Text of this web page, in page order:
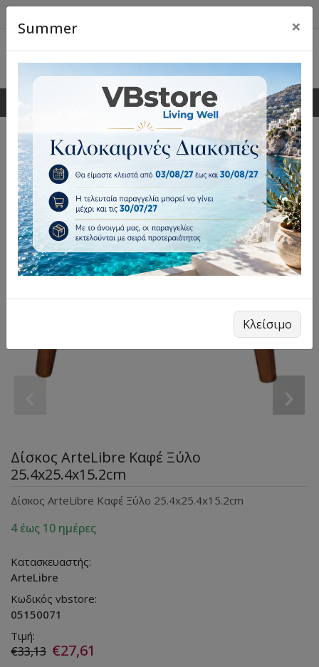
0 0
›
Δίσκος ArteLibre Καφέ Ξύλο
25.4x25.4x15.2cm
Δίσκος ArteLibre Καφέ Ξύλο 25.4x25.4x15.2cm
4 έως 10 ημέρες
Κατασκευαστής:
ArteLibre
Κωδικός vbstore:
05150071
Τιμή:
€33,13 €27,61
Summer ×
Κλείσιμο